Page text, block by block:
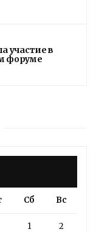
участие в
форуме
Сб Вс
1 2